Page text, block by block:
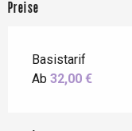
Preise
Basistarif
Ab 32,00 €